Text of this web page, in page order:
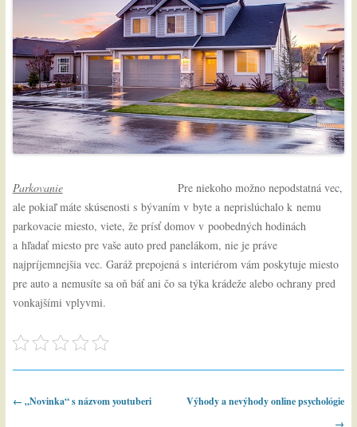
ParkovaniePre niekoho možno nepodstatná vec,
ale pokiaľ máte skúsenosti s bývaním v byte a neprislúchalo k nemu
parkovacie miesto, viete, že prísť domov v poobedných hodinách
a hľadať miesto pre vaše auto pred panelákom, nie je práve
najpríjemnejšia vec. Garáž prepojená s interiérom vám poskytuje miesto
pre auto a nemusíte sa oň báť ani čo sa týka krádeže alebo ochrany pred
vonkajšími vplyvmi.
Post navigation
← „Novinka“ s názvom youtuberi
Výhody a nevýhody online psychológie
→